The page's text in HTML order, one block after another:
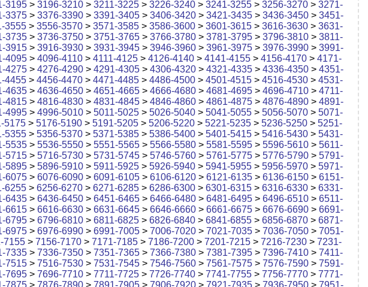
3195 > 3196-3210 > 3211-3225 > 3226-3240 > 3241-3255 > 3256-3270 > 3271-
3375 > 3376-3390 > 3391-3405 > 3406-3420 > 3421-3435 > 3436-3450 > 3451-
3555 > 3556-3570 > 3571-3585 > 3586-3600 > 3601-3615 > 3616-3630 > 3631-
3735 > 3736-3750 > 3751-3765 > 3766-3780 > 3781-3795 > 3796-3810 > 3811-
3915 > 3916-3930 > 3931-3945 > 3946-3960 > 3961-3975 > 3976-3990 > 3991-
4095 > 4096-4110 > 4111-4125 > 4126-4140 > 4141-4155 > 4156-4170 > 4171-
4275 > 4276-4290 > 4291-4305 > 4306-4320 > 4321-4335 > 4336-4350 > 4351-
4455 > 4456-4470 > 4471-4485 > 4486-4500 > 4501-4515 > 4516-4530 > 4531-
4635 > 4636-4650 > 4651-4665 > 4666-4680 > 4681-4695 > 4696-4710 > 4711-
4815 > 4816-4830 > 4831-4845 > 4846-4860 > 4861-4875 > 4876-4890 > 4891-
4995 > 4996-5010 > 5011-5025 > 5026-5040 > 5041-5055 > 5056-5070 > 5071-
5175 > 5176-5190 > 5191-5205 > 5206-5220 > 5221-5235 > 5236-5250 > 5251-
5355 > 5356-5370 > 5371-5385 > 5386-5400 > 5401-5415 > 5416-5430 > 5431-
5535 > 5536-5550 > 5551-5565 > 5566-5580 > 5581-5595 > 5596-5610 > 5611-
5715 > 5716-5730 > 5731-5745 > 5746-5760 > 5761-5775 > 5776-5790 > 5791-
5895 > 5896-5910 > 5911-5925 > 5926-5940 > 5941-5955 > 5956-5970 > 5971-
6075 > 6076-6090 > 6091-6105 > 6106-6120 > 6121-6135 > 6136-6150 > 6151-
6255 > 6256-6270 > 6271-6285 > 6286-6300 > 6301-6315 > 6316-6330 > 6331-
6435 > 6436-6450 > 6451-6465 > 6466-6480 > 6481-6495 > 6496-6510 > 6511-
6615 > 6616-6630 > 6631-6645 > 6646-6660 > 6661-6675 > 6676-6690 > 6691-
6795 > 6796-6810 > 6811-6825 > 6826-6840 > 6841-6855 > 6856-6870 > 6871-
6975 > 6976-6990 > 6991-7005 > 7006-7020 > 7021-7035 > 7036-7050 > 7051-
7155 > 7156-7170 > 7171-7185 > 7186-7200 > 7201-7215 > 7216-7230 > 7231-
7335 > 7336-7350 > 7351-7365 > 7366-7380 > 7381-7395 > 7396-7410 > 7411-
7515 > 7516-7530 > 7531-7545 > 7546-7560 > 7561-7575 > 7576-7590 > 7591-
7695 > 7696-7710 > 7711-7725 > 7726-7740 > 7741-7755 > 7756-7770 > 7771-
7875 > 7876-7890 > 7891-7905 > 7906-7920 > 7921-7935 > 7936-7950 > 7951-